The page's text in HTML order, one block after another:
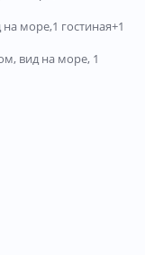
море,1 гостиная+1
вид на море, 1